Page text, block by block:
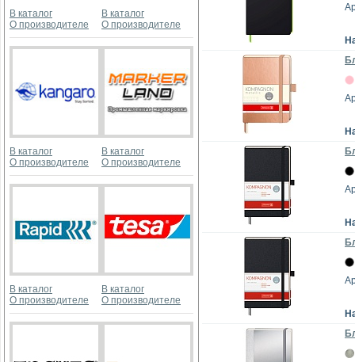
В каталог
О производителе
В каталог
О производителе
В каталог
О производителе
В каталог
О производителе
В каталог
О производителе
В каталог
О производителе